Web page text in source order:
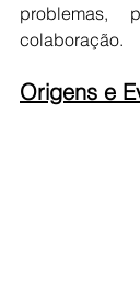
problemas,
colaboração.
Origens e